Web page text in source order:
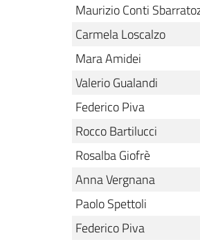
Maurizio Conti
Carmela Loscalzo
Mara Amidei
Valerio Gualandi
Federico Piva
Rocco Bartilucci
Rosalba Giofrè
Anna Vergnana
Paolo Spettoli
Federico Piva